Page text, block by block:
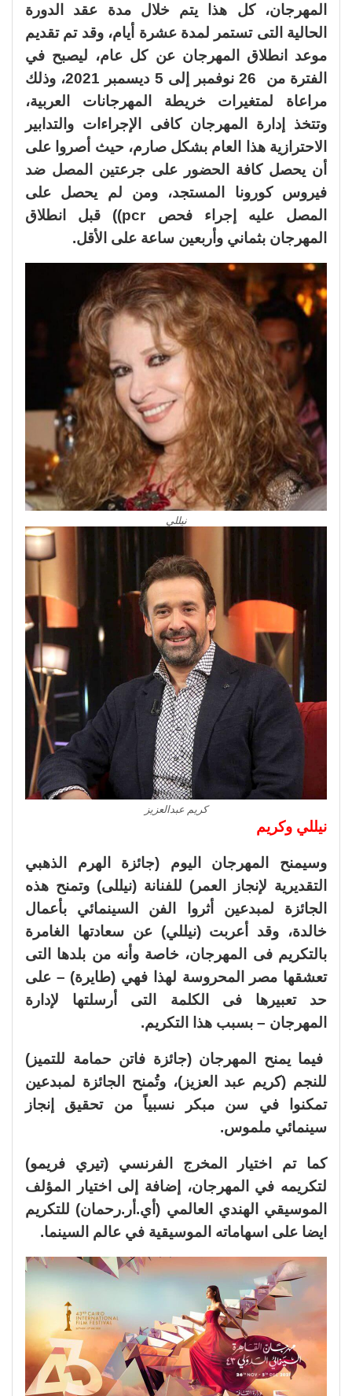
المهرجان، كل هذا يتم خلال مدة عقد الدورة
الحالية التى تستمر لمدة عشرة أيام، وقد تم تقديم
موعد انطلاق المهرجان عن كل عام، ليصبح في
الفترة من 26 نوفمبر إلى 5 ديسمبر 2021، وذلك
مراعاة لمتغيرات خريطة المهرجانات العربية،
وتتخذ إدارة المهرجان كافى الإجراءات والتدابير
الاحترازية هذا العام بشكل صارم، حيث أصروا على
أن يحصل كافة الحضور على جرعتين المصل ضد
فيروس كورونا المستجد، ومن لم يحصل على
المصل عليه إجراء فحص pcr)) قبل انطلاق
المهرجان بثماني وأربعين ساعة على الأقل.
نيللي
كريم عبدالعزيز
نيللي وكريم
وسيمنح المهرجان اليوم (جائزة الهرم الذهبي
التقديرية لإنجاز العمر) للفنانة (نيللى) وتمنح هذه
الجائزة لمبدعين أثروا الفن السينمائي بأعمال
خالدة، وقد أعربت (نيللي) عن سعادتها الغامرة
بالتكريم فى المهرجان، خاصة وأنه من بلدها التى
تعشقها مصر المحروسة لهذا فهي (طايرة) – على
حد تعبيرها فى الكلمة التى أرسلتها لإدارة
المهرجان – بسبب هذا التكريم.
فيما يمنح المهرجان (جائزة فاتن حمامة للتميز)
للنجم (كريم عبد العزيز)، وتُمنح الجائزة لمبدعين
تمكنوا في سن مبكر نسبياً من تحقيق إنجاز
سينمائي ملموس.
كما تم اختيار المخرج الفرنسي (تيري فريمو)
لتكريمه في المهرجان، إضافة إلى اختيار المؤلف
الموسيقي الهندي العالمي (أي.أر.رحمان) للتكريم
ايضا على اسهاماته الموسيقية في عالم السينما.